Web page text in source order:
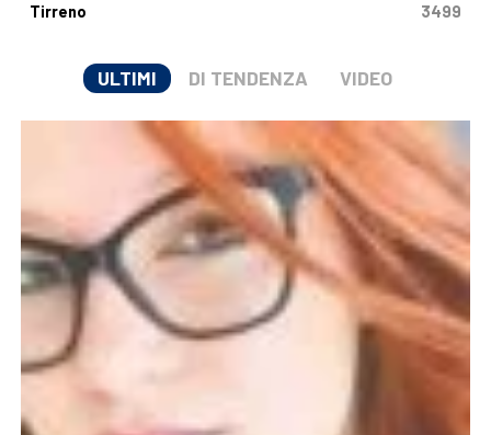
Tirreno
3499
ULTIMI DI TENDENZA VIDEO